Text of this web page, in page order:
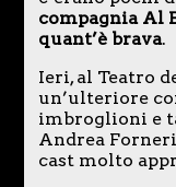
compagnia Al
quant’è brava.
Ieri, al Teatro
un’ulteriore
imbroglioni e
Andrea
cast molto